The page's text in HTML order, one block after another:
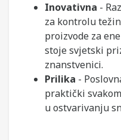
Inovativna -
za kontrolu
proizvode za
stoje svjetski
znanstvenici.
Prilika -
praktički
u ostvarivanju